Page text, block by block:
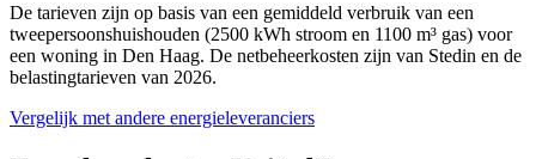
De tarieven zijn op basis van een gemiddeld verbruik van een
tweepersoonshuishouden (2500 kWh stroom en 1100 m³ gas) voor
een woning in Den Haag. De netbeheerkosten zijn van Stedin en de
belastingtarieven van 2026.
Vergelijk met andere energieleveranciers